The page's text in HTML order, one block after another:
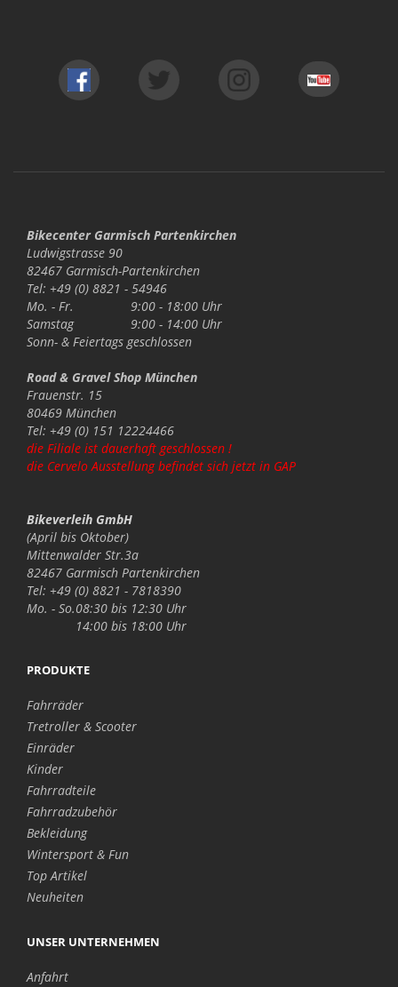
Bikecenter Garmisch Partenkirchen
Ludwigstrasse 90
82467 Garmisch-Partenkirchen
Tel: +49 (0) 8821 - 54946
Mo. - Fr.
9:00 - 18:00 Uhr
Samstag
9:00 - 14:00 Uhr
Sonn- & Feiertagsgeschlossen
Road & Gravel Shop München
Frauenstr. 15
80469 München
Tel: +49 (0) 151 12224466
die Filiale ist dauerhaft geschlossen !
die Cervelo Ausstellung befindet sich jetzt in GAP
Bikeverleih GmbH
(April bis Oktober)
Mittenwalder Str.3a
82467 Garmisch Partenkirchen
Tel: +49 (0) 8821 - 7818390
Mo. - So.08:30 bis 12:30 Uhr
14:00 bis 18:00 Uhr
PRODUKTE
Fahrräder
Tretroller & Scooter
Einräder
Kinder
Fahrradteile
Fahrradzubehör
Bekleidung
Wintersport & Fun
Top Artikel
Neuheiten
UNSER UNTERNEHMEN
Anfahrt